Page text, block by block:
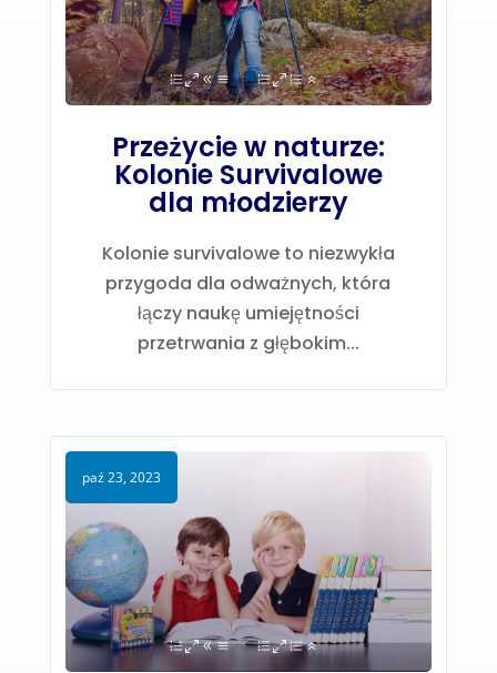
Przeżycie w naturze:
Kolonie Survivalowe
dla młodzierzy
Kolonie survivalowe to niezwykła
przygoda dla odważnych, która
łączy naukę umiejętności
przetrwania z głębokim...
paź 23, 2023